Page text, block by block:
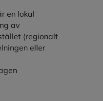
en lokal
av
(regionalt
eller